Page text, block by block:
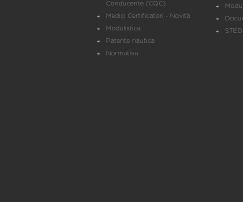
Conducente (CQC)
Medici Certificatori - Novità
Modulistica
Patente nautica
Normativa
STED